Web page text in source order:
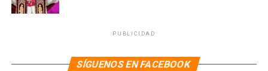
PUBLICIDAD
SÍGUENOS EN FACEBOOK